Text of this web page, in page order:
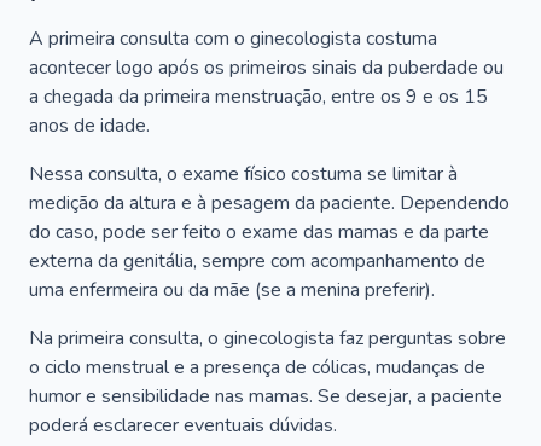
A primeira consulta com o ginecologista costuma
acontecer logo após os primeiros sinais da puberdade ou
a chegada da primeira menstruação, entre os 9 e os 15
anos de idade.
Nessa consulta, o exame físico costuma se limitar à
medição da altura e à pesagem da paciente. Dependendo
do caso, pode ser feito o exame das mamas e da parte
externa da genitália, sempre com acompanhamento de
uma enfermeira ou da mãe (se a menina preferir).
Na primeira consulta, o ginecologista faz perguntas sobre
o ciclo menstrual e a presença de cólicas, mudanças de
humor e sensibilidade nas mamas. Se desejar, a paciente
poderá esclarecer eventuais dúvidas.